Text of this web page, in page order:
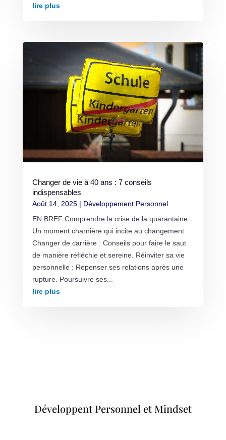
lire plus
Changer de vie à 40 ans : 7 conseils
indispensables
Août 14, 2025| Développement Personnel
EN BREF Comprendre la crise de la quarantaine :
Un moment charnière qui incite au changement.
Changer de carrière : Conseils pour faire le saut
de manière réfléchie et sereine. Réinviter sa vie
personnelle : Repenser ses relations après une
rupture. Poursuivre ses...
lire plus
Développent Personnel et Mindset